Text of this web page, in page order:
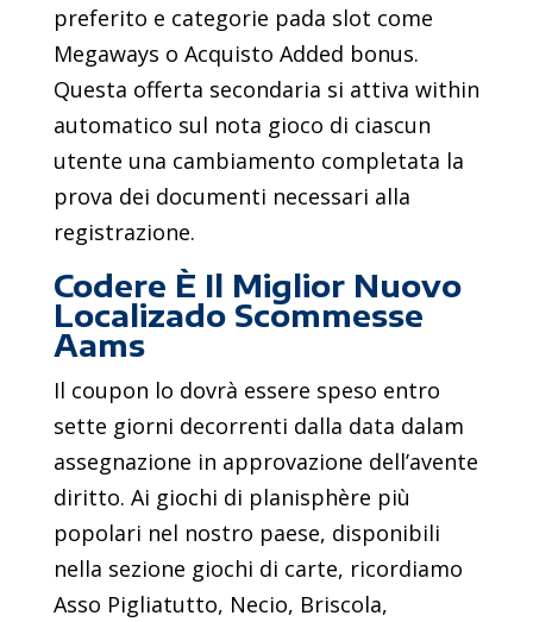
preferito e categorie pada slot come
Megaways o Acquisto Added bonus.
Questa offerta secondaria si attiva within
automatico sul nota gioco di ciascun
utente una cambiamento completata la
prova dei documenti necessari alla
registrazione.
Codere È Il Miglior Nuovo
Localizado Scommesse
Aams
Il coupon lo dovrà essere speso entro
sette giorni decorrenti dalla data dalam
assegnazione in approvazione dell’avente
diritto. Ai giochi di planisphère più
popolari nel nostro paese, disponibili
nella sezione giochi di carte, ricordiamo
Asso Pigliatutto, Necio, Briscola,